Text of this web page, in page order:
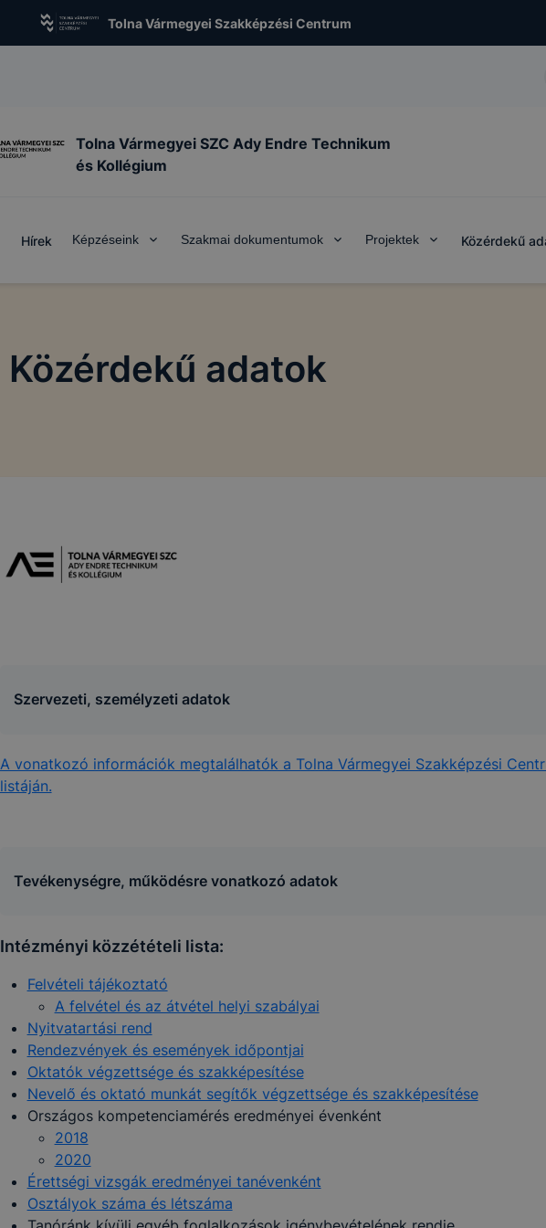
Tolna Vármegyei Szakképzési Centrum
Tolna Vármegyei SZC Ady Endre Technikum
és Kollégium
Hírek Képzéseink Szakmai dokumentumok Projektek Közérdekű
Közérdekű adatok
Szervezeti, személyzeti adatok
A vonatkozó információk megtalálhatók a Tolna Vármegyei Szakképzési
listáján.
Tevékenységre, működésre vonatkozó adatok
Intézményi közzétételi lista:
Felvételi tájékoztató
A felvétel és az átvétel helyi szabályai
Nyitvatartási rend
Rendezvények és események időpontjai
Oktatók végzettsége és szakképesítése
Nevelő és oktató munkát segítők végzettsége és szakképesítése
Országos kompetenciamérés eredményei évenként
2018
2020
Érettségi vizsgák eredményei tanévenként
Osztályok száma és létszáma